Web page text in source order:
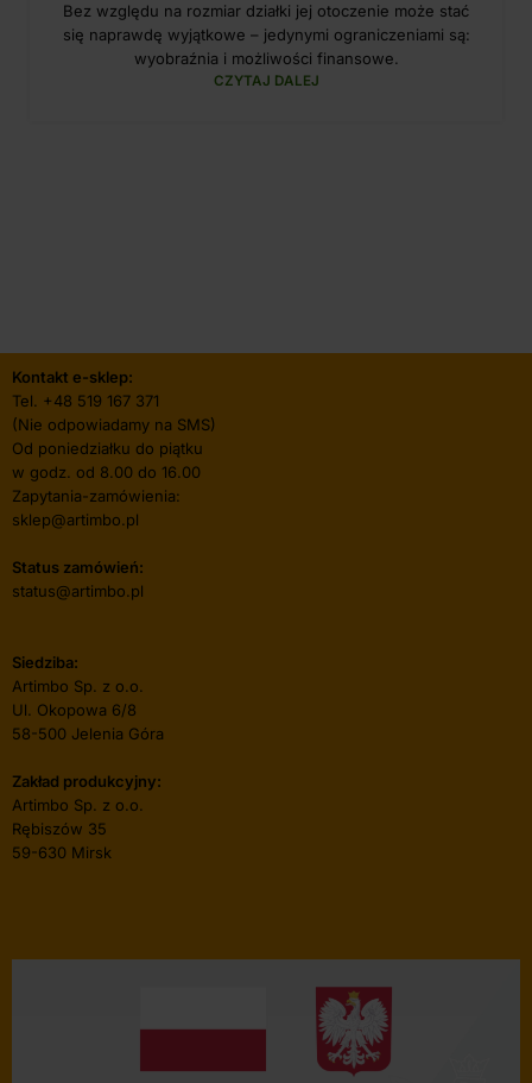
Bez względu na rozmiar działki jej otoczenie może stać
się naprawdę wyjątkowe – jedynymi ograniczeniami są:
wyobraźnia i możliwości finansowe.
CZYTAJ DALEJ
Kontakt e-sklep:
Tel. +48 519 167 371
(Nie odpowiadamy na SMS)
Od poniedziałku do piątku
w godz. od 8.00 do 16.00
Zapytania-zamówienia:
sklep@artimbo.pl
Status zamówień:
status@artimbo.pl
Siedziba:
Artimbo Sp. z o.o.
Ul. Okopowa 6/8
58-500 Jelenia Góra
Zakład produkcyjny:
Artimbo Sp. z o.o.
Rębiszów 35
59-630 Mirsk